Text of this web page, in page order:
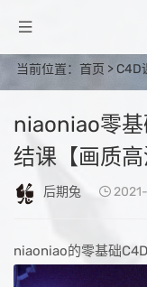
当前位置： 首页 >C4D
niaoniao零基
结课【画质高
后期兔 2021-
niaoniao的零基础